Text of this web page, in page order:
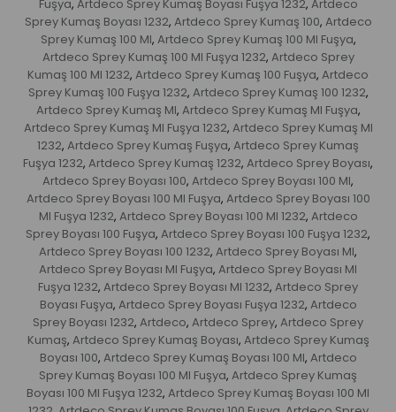
Fuşya, Artdeco Sprey Kumaş Boyası Fuşya 1232, Artdeco
Sprey Kumaş Boyası 1232, Artdeco Sprey Kumaş 100, Artdeco
Sprey Kumaş 100 Ml, Artdeco Sprey Kumaş 100 Ml Fuşya,
Artdeco Sprey Kumaş 100 Ml Fuşya 1232, Artdeco Sprey
Kumaş 100 Ml 1232, Artdeco Sprey Kumaş 100 Fuşya, Artdeco
Sprey Kumaş 100 Fuşya 1232, Artdeco Sprey Kumaş 100 1232,
Artdeco Sprey Kumaş Ml, Artdeco Sprey Kumaş Ml Fuşya,
Artdeco Sprey Kumaş Ml Fuşya 1232, Artdeco Sprey Kumaş Ml
1232, Artdeco Sprey Kumaş Fuşya, Artdeco Sprey Kumaş
Fuşya 1232, Artdeco Sprey Kumaş 1232, Artdeco Sprey Boyası,
Artdeco Sprey Boyası 100, Artdeco Sprey Boyası 100 Ml,
Artdeco Sprey Boyası 100 Ml Fuşya, Artdeco Sprey Boyası 100
Ml Fuşya 1232, Artdeco Sprey Boyası 100 Ml 1232, Artdeco
Sprey Boyası 100 Fuşya, Artdeco Sprey Boyası 100 Fuşya 1232,
Artdeco Sprey Boyası 100 1232, Artdeco Sprey Boyası Ml,
Artdeco Sprey Boyası Ml Fuşya, Artdeco Sprey Boyası Ml
Fuşya 1232, Artdeco Sprey Boyası Ml 1232, Artdeco Sprey
Boyası Fuşya, Artdeco Sprey Boyası Fuşya 1232, Artdeco
Sprey Boyası 1232, Artdeco, Artdeco Sprey, Artdeco Sprey
Kumaş, Artdeco Sprey Kumaş Boyası, Artdeco Sprey Kumaş
Boyası 100, Artdeco Sprey Kumaş Boyası 100 Ml, Artdeco
Sprey Kumaş Boyası 100 Ml Fuşya, Artdeco Sprey Kumaş
Boyası 100 Ml Fuşya 1232, Artdeco Sprey Kumaş Boyası 100 Ml